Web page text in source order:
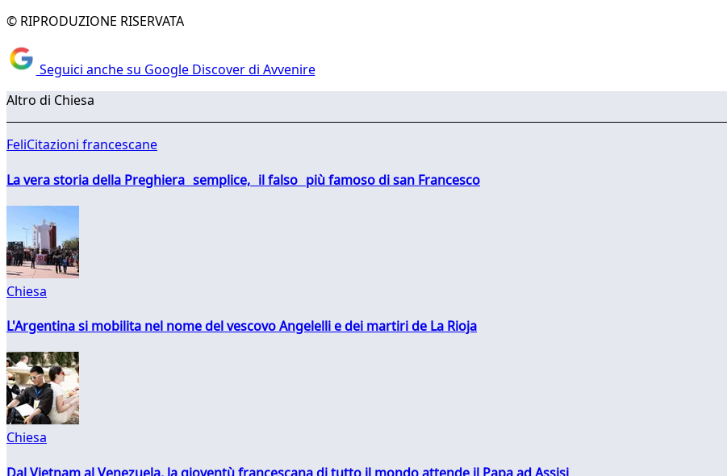
© RIPRODUZIONE RISERVATA
Seguici anche su Google Discover di Avvenire
Altro di Chiesa
FeliCitazioni francescane
La vera storia della Preghiera semplice, il falso più famoso di san Francesco
Chiesa
L'Argentina si mobilita nel nome del vescovo Angelelli e dei martiri de La Rioja
Chiesa